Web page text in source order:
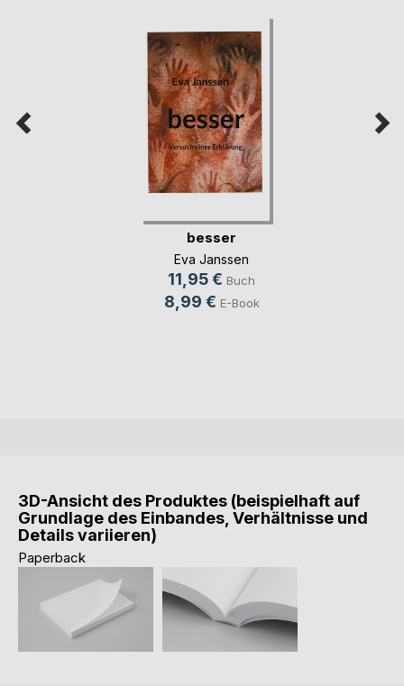
besser
Eva Janssen
11,95 € Buch
8,99 € E-Book
3D-Ansicht des Produktes (beispielhaft auf
Grundlage des Einbandes, Verhältnisse und
Details variieren)
Paperback